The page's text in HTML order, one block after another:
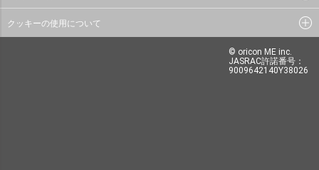
クッキーの使用について
© oricon ME inc.
JASRAC許諾番号：
9009642140Y38026